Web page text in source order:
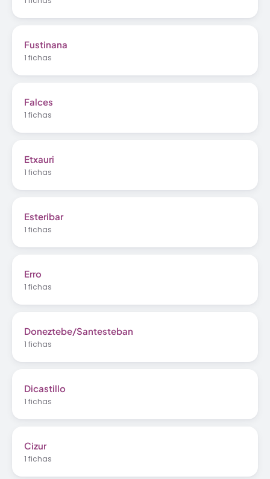
Fustinana
1 fichas
Falces
1 fichas
Etxauri
1 fichas
Esteribar
1 fichas
Erro
1 fichas
Doneztebe/Santesteban
1 fichas
Dicastillo
1 fichas
Cizur
1 fichas